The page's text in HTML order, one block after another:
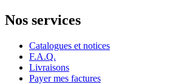
Nos services
Catalogues et notices
F.A.Q.
Livraisons
Payer mes factures